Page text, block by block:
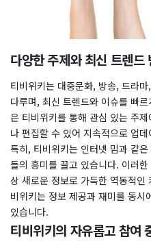
다양한 주제와 최신 트렌드
티비위키는 대중문화, 방송, 드라
다루며, 최신 트렌드와 이슈를 빠
은 티비위키를 통해 관심 있는 주
나 편집할 수 있어 지속적으로 업
특히, 티비위키는 인터넷 밈과 같
들의 흥미를 끌고 있습니다. 이러
상 새로운 정보로 가득한 역동적인
비위키는 정보 제공과 재미를 동시
있습니다.
티비위키의 자유롭고 참여